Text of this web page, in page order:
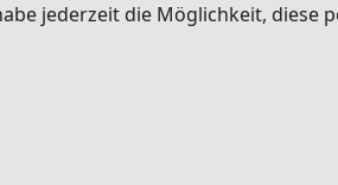
jederzeit die Möglichkeit,